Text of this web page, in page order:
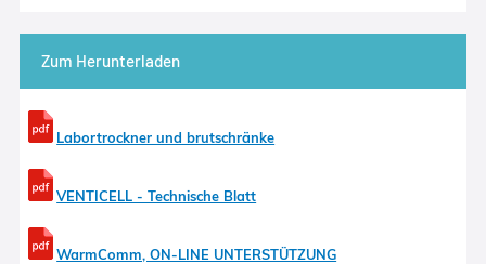
Zum Herunterladen
Labortrockner und brutschränke
VENTICELL - Technische Blatt
WarmComm, ON-LINE UNTERSTÜTZUNG